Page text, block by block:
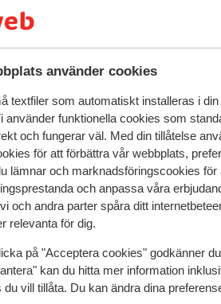
använder cookies
textfiler som automatiskt installeras i
använder funktionella cookies som
och fungerar väl. Med din tillåtelse
för att förbättra vår webbplats,
lämnar och marknadsföringscookies
och anpassa våra
och andra parter spåra ditt
relevanta för dig.
på "Acceptera cookies" godkänner
kan du hitta mer information
vill tillåta. Du kan ändra dina
speglar deras upplevelser av vår
9.0 Fantastisk
shop and lift pass all
again.
shop and lift pass all
again.